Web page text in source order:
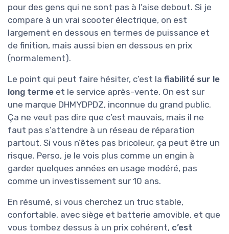
pour des gens qui ne sont pas à l’aise debout. Si je
compare à un vrai scooter électrique, on est
largement en dessous en termes de puissance et
de finition, mais aussi bien en dessous en prix
(normalement).
Le point qui peut faire hésiter, c’est la fiabilité sur le
long terme et le service après-vente. On est sur
une marque DHMYDPDZ, inconnue du grand public.
Ça ne veut pas dire que c’est mauvais, mais il ne
faut pas s’attendre à un réseau de réparation
partout. Si vous n’êtes pas bricoleur, ça peut être un
risque. Perso, je le vois plus comme un engin à
garder quelques années en usage modéré, pas
comme un investissement sur 10 ans.
En résumé, si vous cherchez un truc stable,
confortable, avec siège et batterie amovible, et que
vous tombez dessus à un prix cohérent, c’est